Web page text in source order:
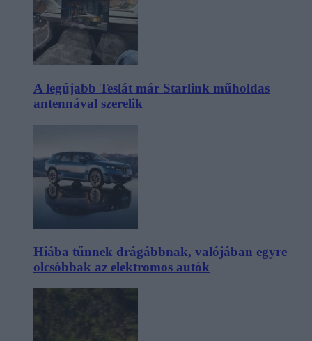
A legújabb Teslát már Starlink műholdas
antennával szerelik
Hiába tűnnek drágábbnak, valójában egyre
olcsóbbak az elektromos autók